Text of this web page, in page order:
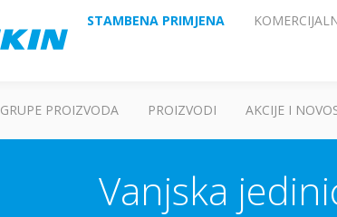
STAMBENA PRIMJENA
GRUPE PROIZVODA PROIZVODI AKCIJE I
Vanjska